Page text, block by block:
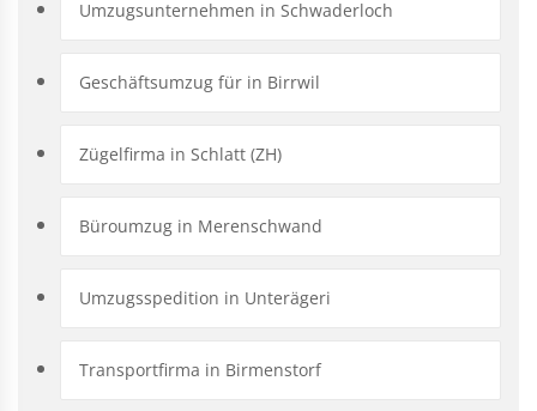
Umzugsunternehmen in Schwaderloch
Geschäftsumzug für in Birrwil
Zügelfirma in Schlatt (ZH)
Büroumzug in Merenschwand
Umzugsspedition in Unterägeri
Transportfirma in Birmenstorf